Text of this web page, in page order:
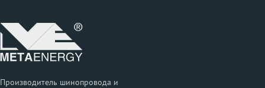
Производитель шинопровода и